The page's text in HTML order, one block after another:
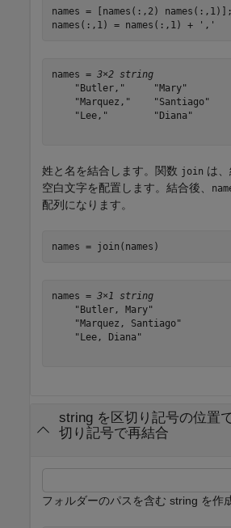
names = [names(:,2) names(:,1)];
names(:,1) = names(:,1) +
','
names = 3×2 string
    "Butler,"     "Mary"
    "Marquez,"    "Santiago"
    "Lee,"        "Diana"
姓と名を結合します。関数 join は
空白文字を配置します。結合後、
配列になります。
names = join(names)
names = 3×1 string
    "Butler, Mary"
    "Marquez, Santiago"
    "Lee, Diana"
string を区切り記号の位置
切り記号で再結合
フォルダーのパスを含む string を作